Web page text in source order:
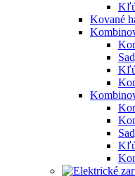
Kované